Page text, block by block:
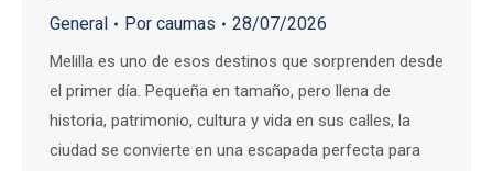
General Por caumas 28/07/2026
Melilla es uno de esos destinos que sorprenden desde
el primer día. Pequeña en tamaño, pero llena de
historia, patrimonio, cultura y vida en sus calles, la
ciudad se convierte en una escapada perfecta para